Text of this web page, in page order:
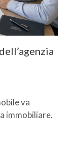
va
immobiliare.